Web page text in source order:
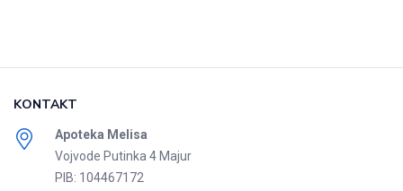
KONTAKT
Apoteka Melisa
Vojvode Putinka 4 Majur
PIB: 104467172